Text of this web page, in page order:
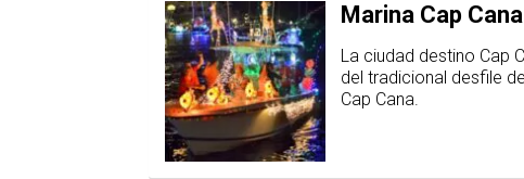
Marina Cap
La ciudad destino Cap
del tradicional desfile
Cap Cana.